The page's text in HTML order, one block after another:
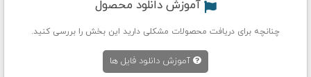
آموزش دانلود محصول
چنانچه برای دریافت محصولات مشکلی دارید این بخش را بررسی کنید.
آموزش دانلود فایل ها